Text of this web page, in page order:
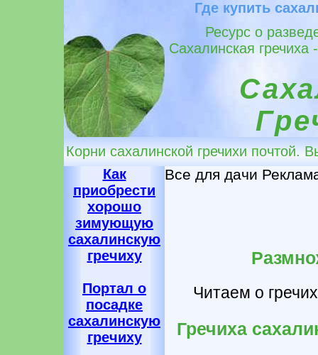
Где купить
Ресурс о
Сахалинская
Корни сахалинской гречихи почтой.
Как
приобрести
хорошо
зимующую
сахалинскую
гречиху
Портал о
посадке
сахалинскую
гречиху
Все для дачи
Читаем о
Гречиха